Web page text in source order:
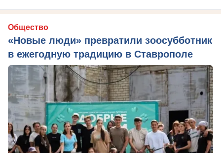
Общество
«Новые люди» превратили зоосубботник
в ежегодную традицию в Ставрополе